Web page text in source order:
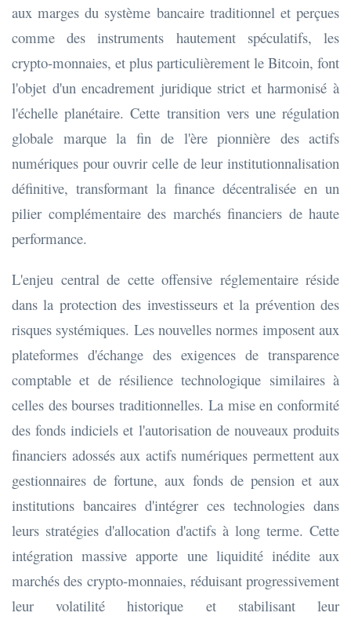
aux marges du système bancaire traditionnel et perçues
comme des instruments hautement spéculatifs, les
crypto-monnaies, et plus particulièrement le Bitcoin, font
l'objet d'un encadrement juridique strict et harmonisé à
l'échelle planétaire. Cette transition vers une régulation
globale marque la fin de l'ère pionnière des actifs
numériques pour ouvrir celle de leur institutionnalisation
définitive, transformant la finance décentralisée en un
pilier complémentaire des marchés financiers de haute
performance.
L'enjeu central de cette offensive réglementaire réside
dans la protection des investisseurs et la prévention des
risques systémiques. Les nouvelles normes imposent aux
plateformes d'échange des exigences de transparence
comptable et de résilience technologique similaires à
celles des bourses traditionnelles. La mise en conformité
des fonds indiciels et l'autorisation de nouveaux produits
financiers adossés aux actifs numériques permettent aux
gestionnaires de fortune, aux fonds de pension et aux
institutions bancaires d'intégrer ces technologies dans
leurs stratégies d'allocation d'actifs à long terme. Cette
intégration massive apporte une liquidité inédite aux
marchés des crypto-monnaies, réduisant progressivement
leur volatilité historique et stabilisant leur